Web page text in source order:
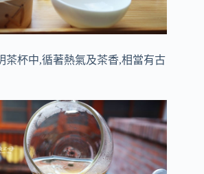
茶杯中,循著熱氣及茶香,相當有古